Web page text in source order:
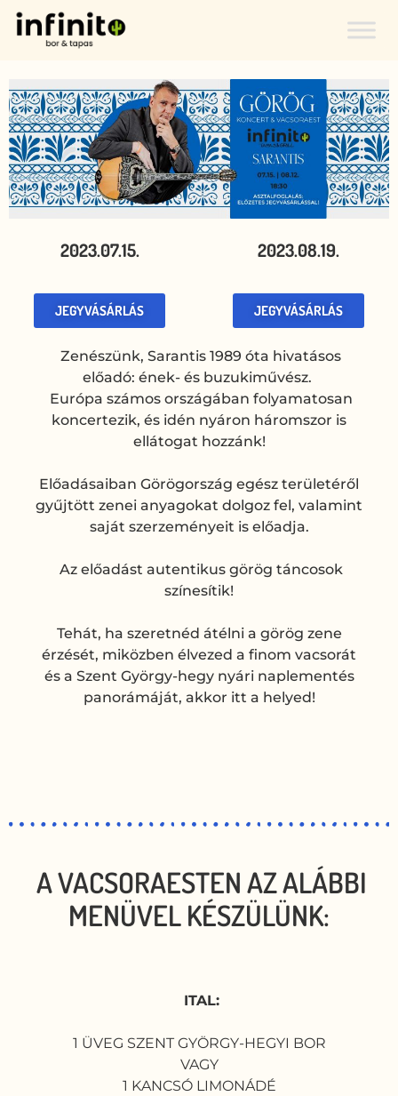
2023.07.15.
JEGYVÁSÁRLÁS
2023.08.19.
JEGYVÁSÁRLÁS
Zenészünk, Sarantis 1989 óta hivatásos
előadó: ének- és buzukiművész.
Európa számos országában folyamatosan
koncertezik, és idén nyáron háromszor is
ellátogat hozzánk!
Előadásaiban Görögország egész területéről
gyűjtött zenei anyagokat dolgoz fel, valamint
saját szerzeményeit is előadja.
Az előadást autentikus görög táncosok
színesítik!
Tehát, ha szeretnéd átélni a görög zene
érzését, miközben élvezed a finom vacsorát
és a Szent György-hegy nyári naplementés
panorámáját, akkor itt a helyed!
A VACSORAESTEN AZ ALÁBBI
MENÜVEL KÉSZÜLÜNK:
ITAL:
1 ÜVEG SZENT GYÖRGY-HEGYI BOR
VAGY
1 KANCSÓ LIMONÁDÉ